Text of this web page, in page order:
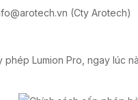
(Cty Arotech)
Lumion Pro, ngay lúc